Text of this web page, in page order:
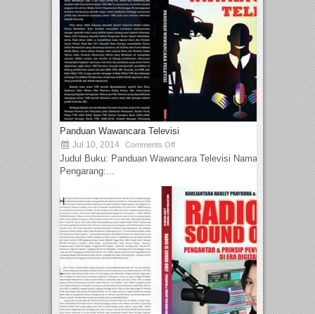
Panduan Wawancara Televisi
Jul 10, 2014 Comments Off
Judul Buku: Panduan Wawancara Televisi Nama
Pengarang:...